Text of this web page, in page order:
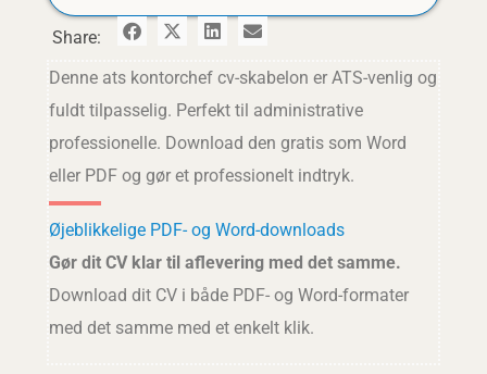
Share:
Denne ats kontorchef cv-skabelon er ATS-venlig og
fuldt tilpasselig. Perfekt til administrative
professionelle. Download den gratis som Word
eller PDF og gør et professionelt indtryk.
Øjeblikkelige PDF- og Word-downloads
Gør dit CV klar til aflevering med det samme.
Download dit CV i både PDF- og Word-formater
med det samme med et enkelt klik.